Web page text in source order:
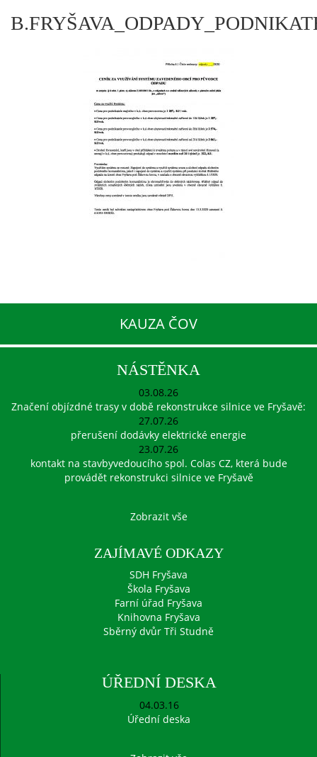
KAUZA ČOV
NÁSTĚNKA
03.08.26
Značení objízdné trasy v době rekonstrukce silnice ve Fryšavě:
27.07.26
přerušení dodávky elektrické energie
23.07.26
kontakt na stavbyvedoucího spol. Colas CZ, která bude
provádět rekonstrukci silnice ve Fryšavě
Zobrazit vše
ZAJÍMAVÉ ODKAZY
SDH Fryšava
Škola Fryšava
Farní úřad Fryšava
Knihovna Fryšava
Sběrný dvůr Tři Studně
ÚŘEDNÍ DESKA
04.03.16
Úřední deska